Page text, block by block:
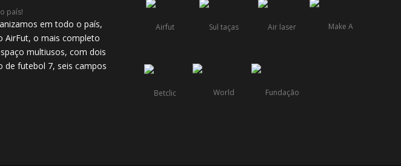
em todo o país,
AirFut, o mais completo
multiusos, com dois
de futebol 7, seis campos